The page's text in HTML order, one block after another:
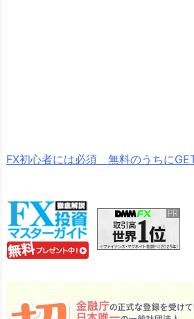
FX初心者には必須 無料のうちに